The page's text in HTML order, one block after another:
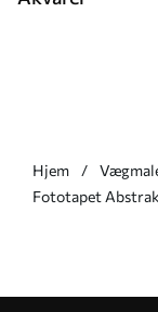
Hjem
Fototapet